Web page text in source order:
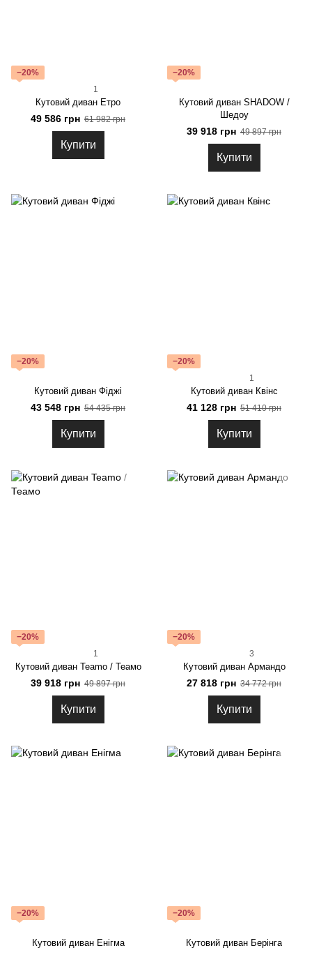
−20%
1
Кутовий диван Етро
49 586 грн 61 982 грн
Купити
−20%
Кутовий диван SHADOW /
Шедоу
39 918 грн 49 897 грн
Купити
−20%
Кутовий диван Фіджі
43 548 грн 54 435 грн
Купити
−20%
1
Кутовий диван Квінс
41 128 грн 51 410 грн
Купити
−20%
1
Кутовий диван Teamo / Теамо
39 918 грн 49 897 грн
Купити
−20%
3
Кутовий диван Армандо
27 818 грн 34 772 грн
Купити
−20%
Кутовий диван Енігма
−20%
Кутовий диван Берінга